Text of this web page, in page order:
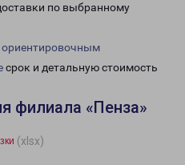
по выбранному
ориентировочным
срок и детальную стоимость
филиала «Пенза»
(xlsx)